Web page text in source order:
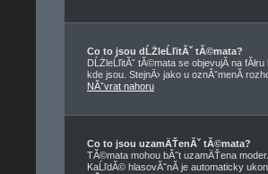
Co to jsou dĹŻleĹľitĂˇ tĂ©mata?
DĹŻleĹľitĂˇ tĂ©mata se objevujĂ­ na
kde jsou. StejnÄ› jako u oznĂˇmenĂ­
NĂˇvrat nahoru
Co to jsou uzamÄŤenĂˇ tĂ©mata?
TĂ©mata mohou bĂ˝t uzamÄŤena
KaĹľdĂ© hlasovĂˇnĂ­ je automaticky